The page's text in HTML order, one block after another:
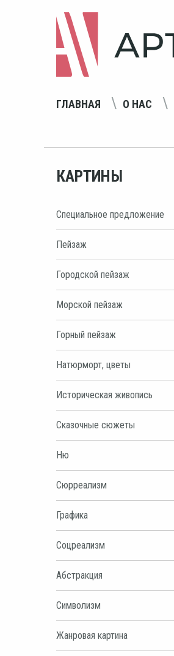
ГЛАВНАЯ О НАС
КАРТИНЫ
Специальное предложение
Пейзаж
Городской пейзаж
Морской пейзаж
Горный пейзаж
Натюрморт, цветы
Историческая живопись
Сказочные сюжеты
Ню
Сюрреализм
Графика
Соцреализм
Абстракция
Символизм
Жанровая картина